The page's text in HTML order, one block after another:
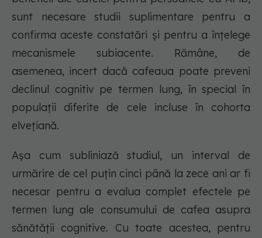
sunt necesare studii suplimentare pentru a
confirma aceste constatări și pentru a înțelege
mecanismele subiacente. Rămâne, de
asemenea, incert dacă cafeaua poate preveni
declinul cognitiv pe termen lung, în special în
populații diferite de cele incluse în cohorta
elvețiană.
Așa cum subliniază studiul, un interval de
urmărire de cel puțin cinci până la zece ani ar fi
necesar pentru a evalua complet efectele pe
termen lung ale consumului de cafea asupra
sănătății cognitive. Cu toate acestea, pentru